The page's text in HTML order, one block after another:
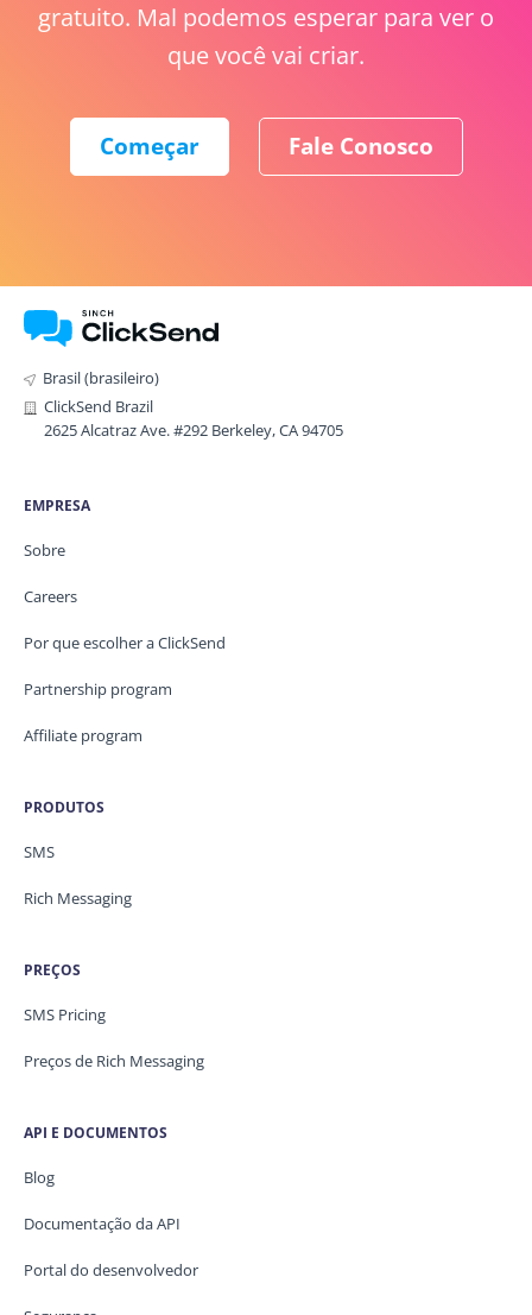
gratuito. Mal podemos esperar para ver o
que você vai criar.
Começar Fale Conosco
Brasil (brasileiro)
ClickSend Brazil
2625 Alcatraz Ave. #292 Berkeley, CA 94705
EMPRESA
Sobre
Careers
Por que escolher a ClickSend
Partnership program
Affiliate program
PRODUTOS
SMS
Rich Messaging
PREÇOS
SMS Pricing
Preços de Rich Messaging
API E DOCUMENTOS
Blog
Documentação da API
Portal do desenvolvedor